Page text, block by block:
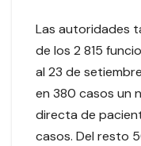
Las autoridades
de los 2 815
al 23 de
en 380 casos un
directa de
casos. Del resto